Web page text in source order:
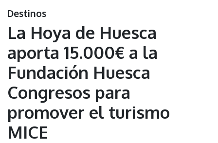
Destinos
La Hoya de Huesca
aporta 15.000€ a la
Fundación Huesca
Congresos para
promover el turismo
MICE